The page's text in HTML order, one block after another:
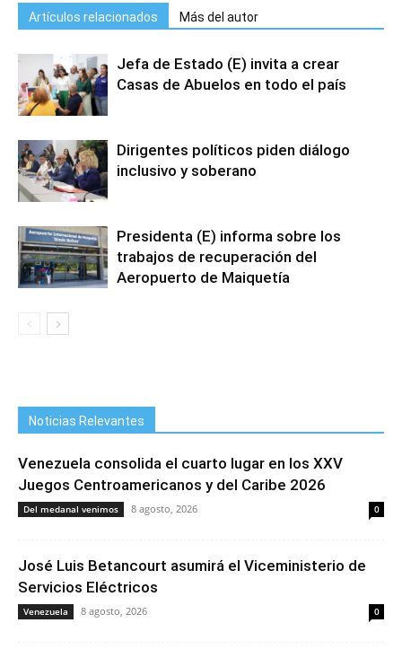
Artículos relacionados Más del autor
Jefa de Estado (E) invita a crear
Casas de Abuelos en todo el país
Dirigentes políticos piden diálogo
inclusivo y soberano
Presidenta (E) informa sobre los
trabajos de recuperación del
Aeropuerto de Maiquetía
Noticias Relevantes
Venezuela consolida el cuarto lugar en los XXV
Juegos Centroamericanos y del Caribe 2026
Del medanal venimos 8 agosto, 2026 0
José Luis Betancourt asumirá el Viceministerio de
Servicios Eléctricos
Venezuela 8 agosto, 2026 0